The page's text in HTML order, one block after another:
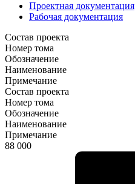
Проектная документация
Рабочая документация
Состав проекта
Номер тома
Обозначение
Наименование
Примечание
Состав проекта
Номер тома
Обозначение
Наименование
Примечание
88 000